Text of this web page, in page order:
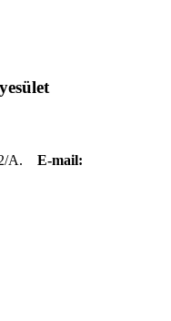
2/A. E-mail: